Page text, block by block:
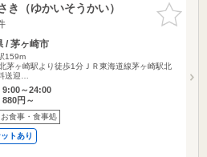
お気に入
りに追加
き（ゆかいそうかい）
/ 茅ヶ崎市
159m
茅ヶ崎駅より徒歩1分ＪＲ東海道線茅ヶ崎駅北
送迎…
9:00～24:00
880円～
お食事・食事処
トあり